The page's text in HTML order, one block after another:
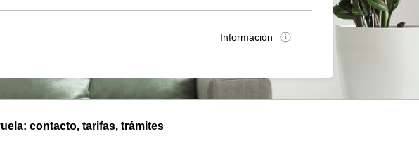
Información
contacto, tarifas, trámites